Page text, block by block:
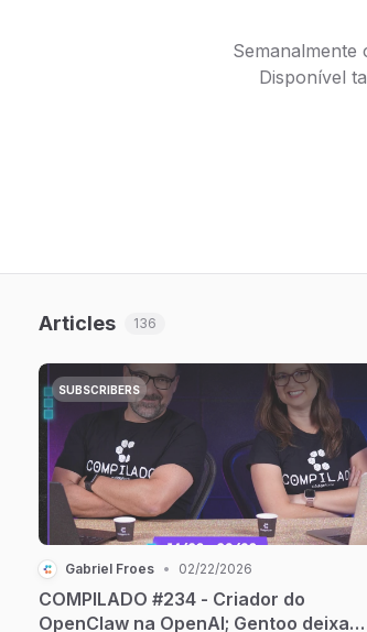
Semanalmente
Disponível
Articles 136
SUBSCRIBERS
Gabriel Froes • 02/22/2026
COMPILADO #234 - Criador do
OpenClaw na OpenAI; Gentoo deixa